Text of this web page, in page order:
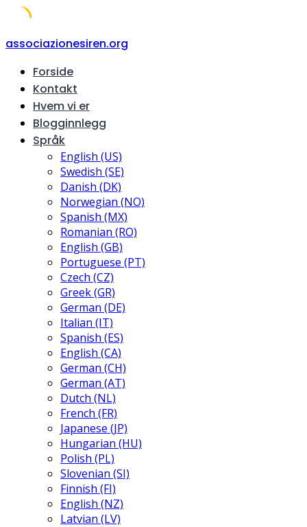
Skip
content
associazionesiren.org
Forside
Kontakt
Hvem vi er
Blogginnlegg
Språk
English (US)
Swedish (SE)
Danish (DK)
Norwegian (NO)
Spanish (MX)
Romanian (RO)
English (GB)
Portuguese (PT)
Czech (CZ)
Greek (GR)
German (DE)
Italian (IT)
Spanish (ES)
English (CA)
German (CH)
German (AT)
Dutch (NL)
French (FR)
Japanese (JP)
Hungarian (HU)
Polish (PL)
Slovenian (SI)
Finnish (FI)
English (NZ)
Latvian (LV)